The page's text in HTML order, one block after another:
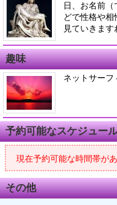
日、お名前
どで性格や
見ていきます
趣味
ネットサーフ
予約可能なスケジュー
現在予約可能な時間帯が
その他